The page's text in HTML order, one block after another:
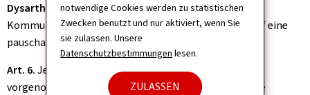
notwendige Cookies werden zu statistischen
Zwecken benutzt und nur aktiviert, wenn Sie
sie zulassen. Unsere
Datenschutzbestimmungen lesen.
ZULASSEN
Dysarthrie
leidet, durch die eine normale verbale
Kommunikation beeinträchtigt wird, hat Anspruch auf eine
pauschale Übernahme von 361 Minuten pro Woche.
Art. 6.Jede Person, bei der eineLaryngektomie
vorgenommen wurde, hat Anspruch auf eine pauschale